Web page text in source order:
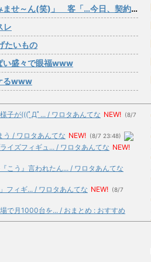
「…今日、契約日ですよね？」→こうなるwww
レ
たいもの
い盛々で眼福www
るwww
子が(((ﾟДﾟ... / ワロタあんてな NEW! (8/7
う / ワロタあんてな NEW! (8/7 23:48)
イズフィギュ... / ワロタあんてな NEW!
こう』言われたん... / ワロタあんてな
フィギ... / ワロタあんてな NEW! (8/7
で月1000台を... / おまとめ : おすすめ
女性は性的満足... / おまとめ : おすすめ
とめ : おすすめ